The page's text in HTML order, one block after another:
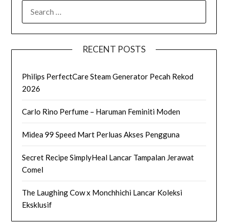
FOR:
RECENT POSTS
Philips PerfectCare Steam Generator Pecah Rekod
2026
Carlo Rino Perfume – Haruman Feminiti Moden
Midea 99 Speed Mart Perluas Akses Pengguna
Secret Recipe SimplyHeal Lancar Tampalan Jerawat
Comel
The Laughing Cow x Monchhichi Lancar Koleksi
Eksklusif